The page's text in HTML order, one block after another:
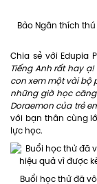
Bảo Ngân thích
Chia sẻ với Edupia
Tiếng Anh rất hay
con xem một vài bộ
những giờ học
Doraemon của trẻ
với bạn thân cùng
lực học.
Buổi học thử đã